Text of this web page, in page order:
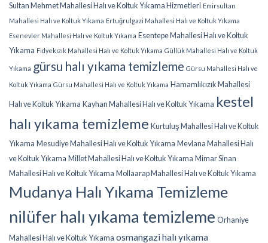
Sultan Mehmet Mahallesi Halı ve Koltuk Yıkama Hizmetleri Emirsultan
Mahallesi Halı ve Koltuk Yıkama Ertuğrulgazi Mahallesi Halı ve Koltuk Yıkama
Esenevler Mahallesi Halı ve Koltuk Yıkama Esentepe Mahallesi Halı ve Koltuk
Yıkama Fidyekızık Mahallesi Halı ve Koltuk Yıkama Güllük Mahallesi Halı ve Koltuk
Yıkama gürsu halı yıkama temizleme Gürsu Mahallesi Halı ve
Koltuk Yıkama Gürsu Mahallesi Halı ve Koltuk Yıkama Hamamlıkızık Mahallesi
Halı ve Koltuk Yıkama Kayhan Mahallesi Halı ve Koltuk Yıkama kestel
halı yıkama temizleme Kurtuluş Mahallesi Halı ve Koltuk
Yıkama Mesudiye Mahallesi Halı ve Koltuk Yıkama Mevlana Mahallesi Halı
ve Koltuk Yıkama Millet Mahallesi Halı ve Koltuk Yıkama Mimar Sinan
Mahallesi Halı ve Koltuk Yıkama Mollaarap Mahallesi Halı ve Koltuk Yıkama
Mudanya Halı Yıkama Temizleme
nilüfer halı yıkama temizleme Orhaniye
Mahallesi Halı ve Koltuk Yıkama osmangazi halı yıkama